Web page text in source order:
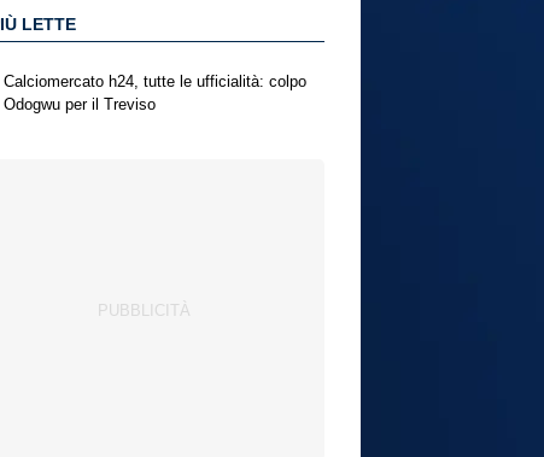
LETTE
Calciomercato h24, tutte le ufficialità: colpo
Odogwu per il Treviso